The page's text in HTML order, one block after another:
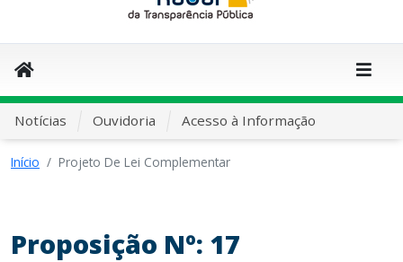
Notícias Ouvidoria Acesso à Informação
Início Projeto De Lei Complementar
Proposição Nº: 17